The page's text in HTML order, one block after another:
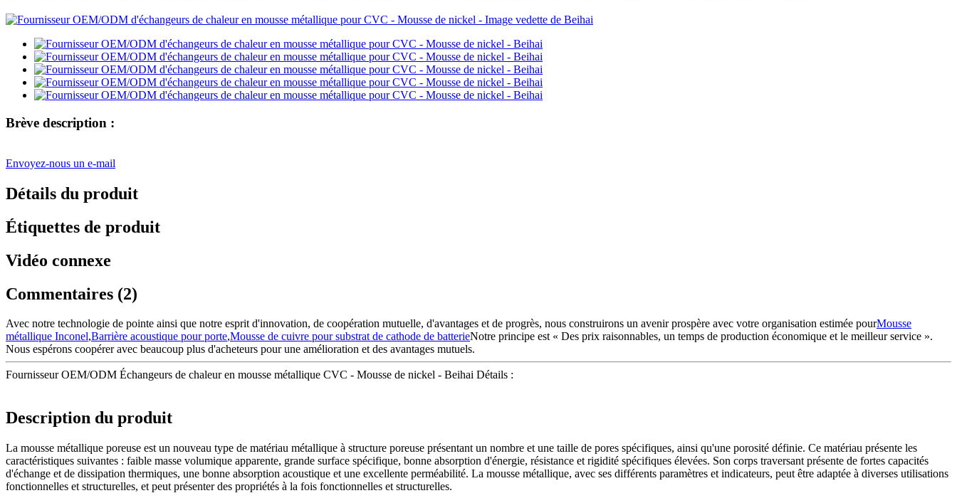
Brève description :
Envoyez-nous un e-mail
Détails du produit
Étiquettes de produit
Vidéo connexe
Commentaires (2)
Avec notre technologie de pointe ainsi que notre esprit d'innovation, de coopération mutuelle, d'avantages et de progrès, nous construirons un avenir prospère avec votre organisation estimée pourMousse
métallique Inconel,Barrière acoustique pour porte,Mousse de cuivre pour substrat de cathode de batterieNotre principe est « Des prix raisonnables, un temps de production économique et le meilleur service ».
Nous espérons coopérer avec beaucoup plus d'acheteurs pour une amélioration et des avantages mutuels.
Fournisseur OEM/ODM Échangeurs de chaleur en mousse métallique CVC - Mousse de nickel - Beihai Détails :
Description du produit
La mousse métallique poreuse est un nouveau type de matériau métallique à structure poreuse présentant un nombre et une taille de pores spécifiques, ainsi qu'une porosité définie. Ce matériau présente les
caractéristiques suivantes : faible masse volumique apparente, grande surface spécifique, bonne absorption d'énergie, résistance et rigidité spécifiques élevées. Son corps traversant présente de fortes capacités
d'échange et de dissipation thermiques, une bonne absorption acoustique et une excellente perméabilité. La mousse métallique, avec ses différents paramètres et indicateurs, peut être adaptée à diverses utilisations
fonctionnelles et structurelles, et peut présenter des propriétés à la fois fonctionnelles et structurelles.